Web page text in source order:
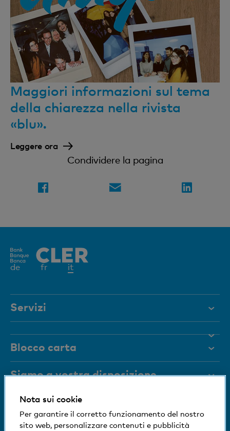
Maggiori informazioni sul tema
della chiarezza nella rivista
«blu».
Leggere ora
Condividere la pagina
de fr itElemento
Servizi
Documenti
Rivista
Medien
Blocco carta
+41 (0)800 88 99 66
Siamo a vostra disposizione
Aiuto e contatto
Informazioni sulla banca
Nota sui cookie
Per garantire il corretto funzionamento del nostro
sito web, personalizzare contenuti e pubblicità